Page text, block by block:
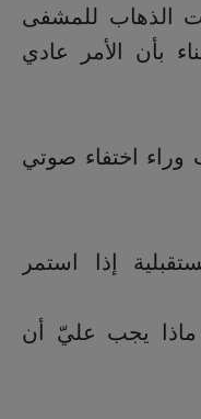
الذهاب للمشفى
بأن الأمر عادي
اختفاء صوتي
إذا استمر
ماذا يجب عليّ أن